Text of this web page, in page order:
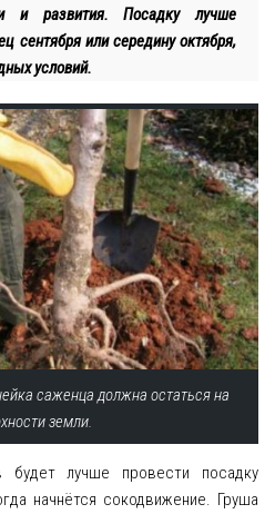
и развития. Посадку лучше
сентября или середину октября,
условий.
саженца должна остаться на
земли.
будет лучше провести посадку
начнётся сокодвижение. Груша